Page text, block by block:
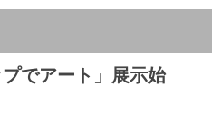
プでアート」展示始